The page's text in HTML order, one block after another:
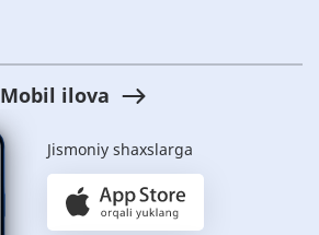
Mobil ilova
Jismoniy shaxslarga